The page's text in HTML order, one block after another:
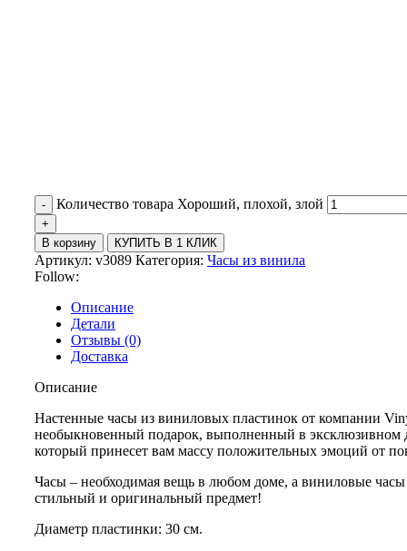
Количество товара Хороший, плохой, злой
В корзину КУПИТЬ В 1 КЛИК
Артикул: v3089 Категория: Часы из винила
Follow:
Описание
Детали
Отзывы (0)
Доставка
Описание
Настенные часы из виниловых пластинок от компании
необыкновенный подарок, выполненный в эксклюзивном
который принесет вам массу положительных эмоций от
Часы – необходимая вещь в любом доме, а виниловые
стильный и оригинальный предмет!
Диаметр пластинки: 30 см.